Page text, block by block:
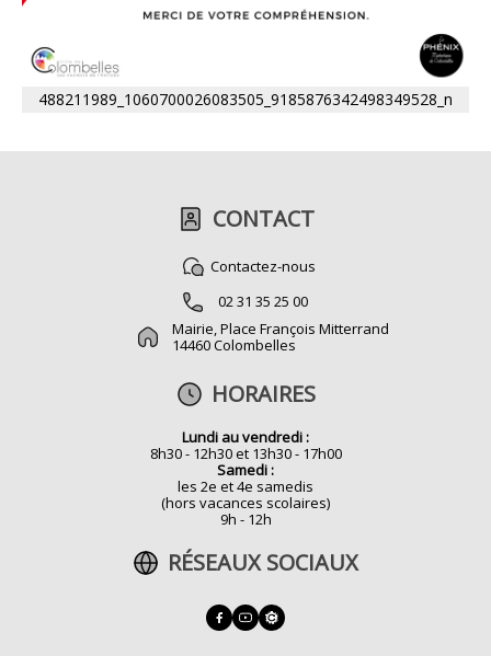
488211989_1060700026083505_9185876342498349528_n
CONTACT
Contactez-nous
02 31 35 25 00
Mairie, Place François Mitterrand
14460 Colombelles
HORAIRES
Lundi au vendredi :
8h30 - 12h30 et 13h30 - 17h00
Samedi :
les 2e et 4e samedis
(hors vacances scolaires)
9h - 12h
RÉSEAUX SOCIAUX